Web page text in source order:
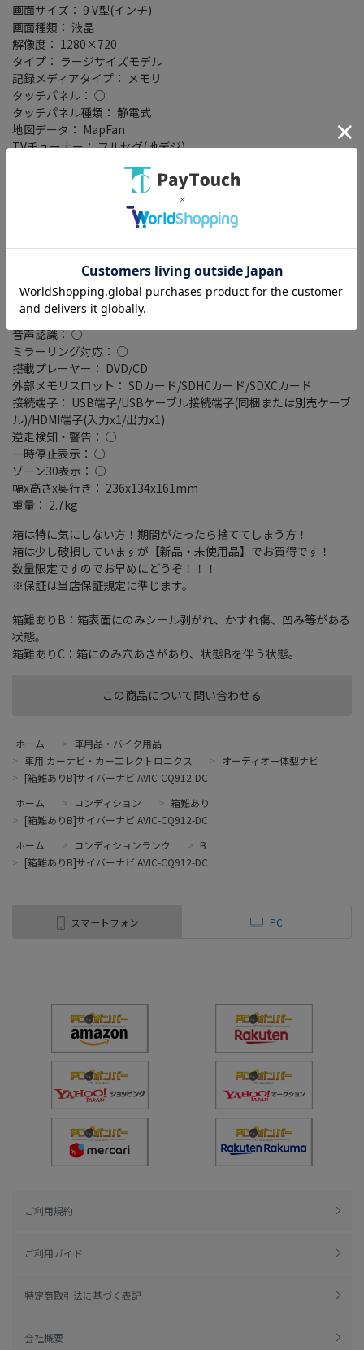
この商品について問い合わせる
画面サイズ： 9 V型(インチ)
画面種類： 液晶
解像度： 1280×720
タイプ： ラージサイズモデル
記録メディアタイプ： メモリ
タッチパネル： ○
タッチパネル種類： 静電式
地図データ： MapFan
TVチューナー： フルセグ(地デジ)
Bluetooth： Bluetooth 4.2
ワイドFM： ○
VICS： ○
スマートIC考慮検索： ○
音声認識： ○
ミラーリング対応： ○
搭載プレーヤー： DVD/CD
外部メモリスロット： SDカード/SDHCカード/SDXCカード
接続端子： USB端子/USBケーブル接続端子(同梱または別売ケーブ
ル)/HDMI端子(入力x1/出力x1)
逆走検知・警告： ○
一時停止表示： ○
ゾーン30表示： ○
幅x高さx奥行き： 236x134x161mm
重量： 2.7kg
箱は特に気にしない方！期間がたったら捨ててしまう方！
箱は少し破損していますが【新品・未使用品】でお買得です！
数量限定ですのでお早めにどうぞ！！！
※保証は当店保証規定に準じます。
箱難ありB：箱表面にのみシール剥がれ、かすれ傷、凹み等がある
状態。
箱難ありC：箱にのみ穴あきがあり、状態Bを伴う状態。
ホーム > 車用品・バイク用品
> 車用 カーナビ・カーエレクトロニクス > オーディオ一体型ナビ
> [箱難ありB]サイバーナビ AVIC-CQ912-DC
ホーム
> コンディション > 箱難あり
> [箱難ありB]サイバーナビ AVIC-CQ912-DC
ホーム
> コンディションランク > B
> [箱難ありB]サイバーナビ AVIC-CQ912-DC
スマートフォン PC
ご利用規約
ご利用ガイド
特定商取引法に基づく表記
会社概要